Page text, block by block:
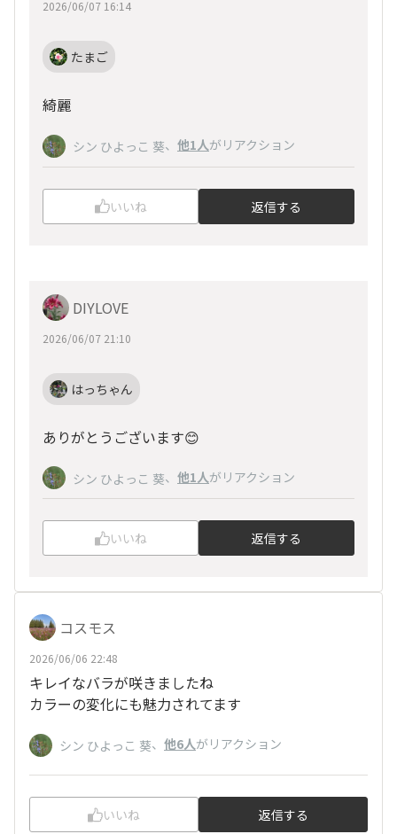
2026/06/07 16:14
たまご
綺麗
シン ひよっこ 葵、 他1人がリアクション
いいね 返信する
DIYLOVE
2026/06/07 21:10
はっちゃん
ありがとうございます😊
シン ひよっこ 葵、 他1人がリアクション
いいね 返信する
コスモス
2026/06/06 22:48
キレイなバラが咲きましたね
カラーの変化にも魅力されてます
シン ひよっこ 葵、 他6人がリアクション
いいね 返信する